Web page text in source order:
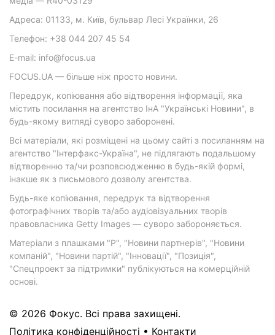
Адреса: 01133, м. Київ, бульвар Лесі Українки, 26
Телефон: +38 044 207 45 54
E-mail: info@focus.ua
FOCUS.UA — більше ніж просто новини.
Передрук, копіювання або відтворення інформації, яка
містить посилання на агентство ІнА "Українські Новини", в
будь-якому вигляді суворо заборонені.
Всі матеріали, які розміщені на цьому сайті з посиланням на
агентство "Інтерфакс-Україна", не підлягають подальшому
відтворенню та/чи розповсюдженню в будь-якій формі,
інакше як з письмового дозволу агентства.
Будь-яке копіювання, передрук та відтворення
фотографічних творів та/або аудіовізуальних творів
правовласника Getty Images — суворо забороняється.
Матеріали з плашками "Р", "Новини партнерів", "Новини
компаній", "Новини партій", "Інновації", "Позиція",
"Спецпроект за підтримки" публікуються на комерційній
основі.
© 2026 Фокус. Всі права захищені.
Політика конфіденційності • Контакти